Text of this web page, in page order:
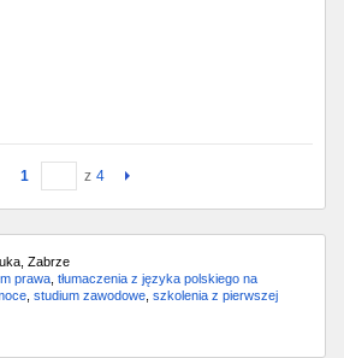
1 z 4
Zabrze
prawa tłumaczenia z języka polskiego na
studium zawodowe szkolenia z pierwszej